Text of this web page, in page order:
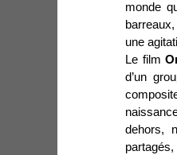
monde
une
Le film
d’un
dehors,